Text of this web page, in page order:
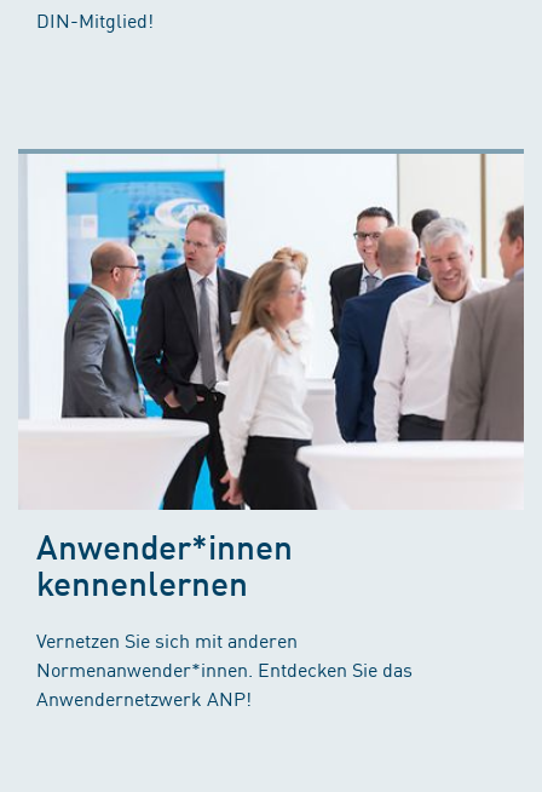
DIN-Mitglied!
Anwender*innen
kennenlernen
Vernetzen Sie sich mit anderen
Normenanwender*innen. Entdecken Sie das
Anwendernetzwerk ANP!